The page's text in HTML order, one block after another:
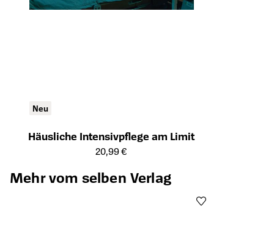
Neu
Häusliche Intensivpflege am Limit
Öffnet die Detailseite des Produkts
20,99 €
Mehr vom selben Verlag